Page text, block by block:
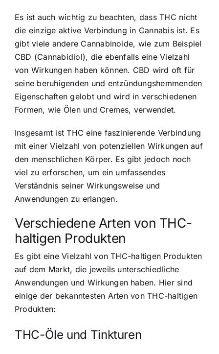
Es ist auch wichtig zu beachten, dass THC nicht
die einzige aktive Verbindung in Cannabis ist. Es
gibt viele andere Cannabinoide, wie zum Beispiel
CBD (Cannabidiol), die ebenfalls eine Vielzahl
von Wirkungen haben können. CBD wird oft für
seine beruhigenden und entzündungshemmenden
Eigenschaften gelobt und wird in verschiedenen
Formen, wie Ölen und Cremes, verwendet.
Insgesamt ist THC eine faszinierende Verbindung
mit einer Vielzahl von potenziellen Wirkungen auf
den menschlichen Körper. Es gibt jedoch noch
viel zu erforschen, um ein umfassendes
Verständnis seiner Wirkungsweise und
Anwendungen zu erlangen.
Verschiedene Arten von THC-
haltigen Produkten
Es gibt eine Vielzahl von THC-haltigen Produkten
auf dem Markt, die jeweils unterschiedliche
Anwendungen und Wirkungen haben. Hier sind
einige der bekanntesten Arten von THC-haltigen
Produkten:
THC-Öle und Tinkturen